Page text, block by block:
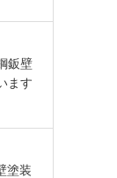
鈑壁
ます
塗装